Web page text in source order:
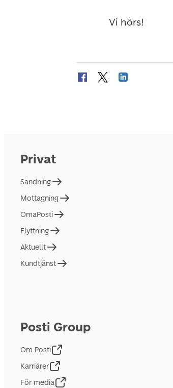
Vi hörs!
Privat
Sändning
Mottagning
OmaPosti
Flyttning
Aktuellt
Kundtjänst
Posti Group
Om Posti
Karriärer
För media